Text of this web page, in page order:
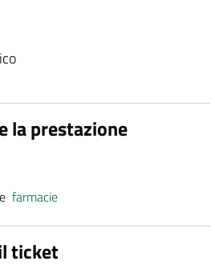
la prestazione
farmacie
ticket